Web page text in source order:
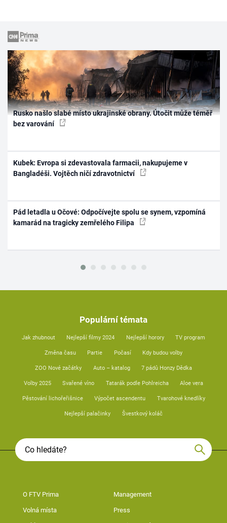
Rusko našlo slabé místo ukrajinské obrany. Útočit může téměř
bez varování
Kubek: Evropa si zdevastovala farmacii, nakupujeme v
Bangladéši. Vojtěch ničí zdravotnictví
Pád letadla u Očové: Odpočívejte spolu se synem, vzpomíná
kamarád na tragicky zemřelého Filipa
Populární témata
Jak zhubnout Nejlepší filmy 2024 Nejlepší horory TV program
Změna času Partie Počasí Kdy budou volby
ZOO Nové začátky Auto – katalog 7 pádů Honzy Dědka
Volby 2025 Svařené víno Tatarák podle Pohlreicha Aloe vera
Pěstování lichořeřišnice Výpočet ascendentu Tvarohové knedlíky
Nejlepší palačinky Švestkový koláč
O FTV Prima Management
Volná místa Press